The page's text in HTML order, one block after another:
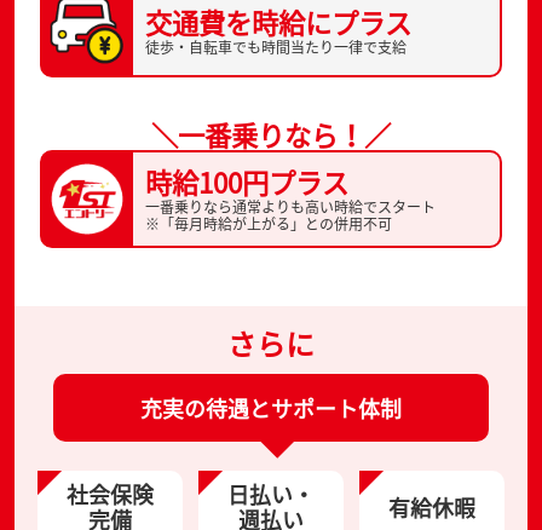
交通費を時給にプラス
徒歩・自転車でも時間当たり一律で支給
＼一番乗りなら！／
時給100円プラス
一番乗りなら通常よりも高い時給でスタート
※「毎月時給が上がる」との併用不可
さらに
充実の待遇とサポート体制
社会保険
完備
日払い・
週払い 有給休暇